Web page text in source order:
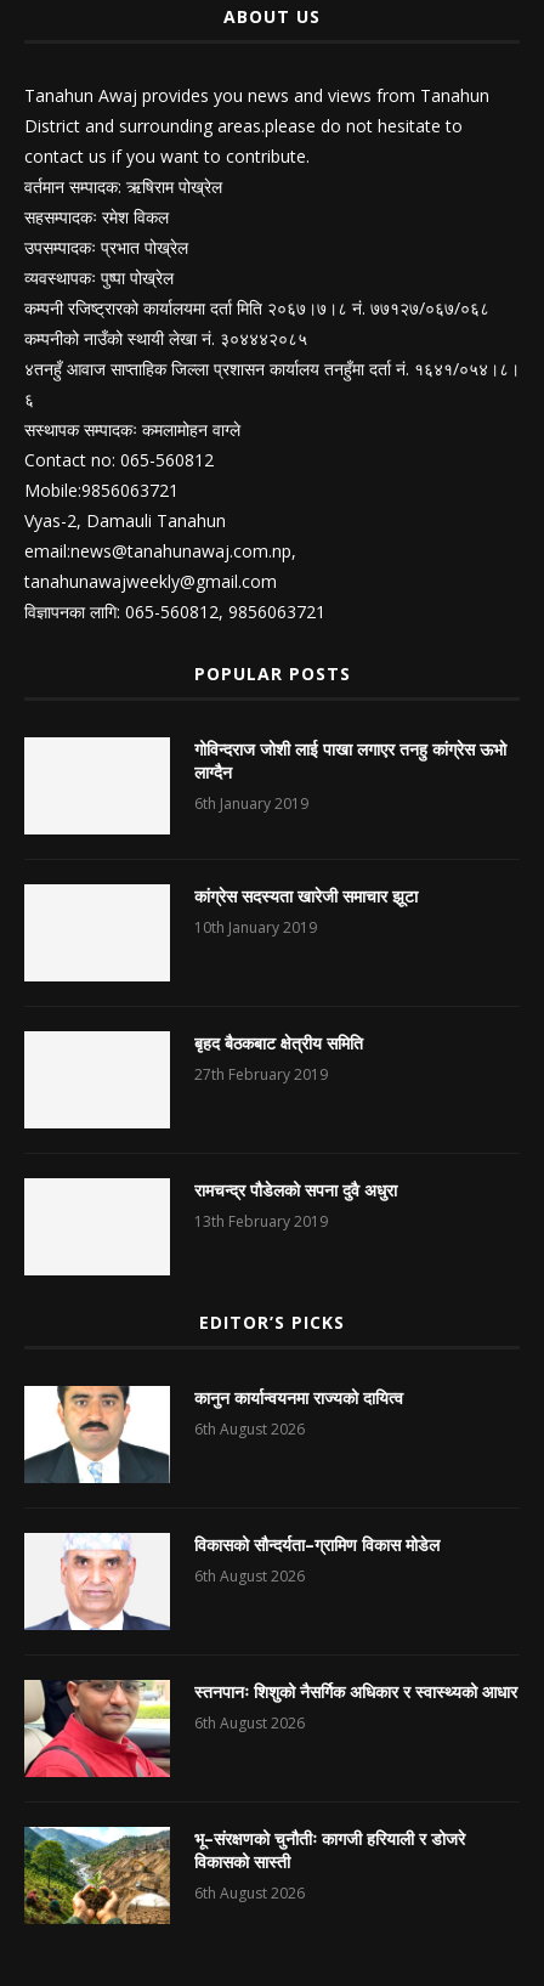
ABOUT US
Tanahun Awaj provides you news and views from Tanahun
District and surrounding areas.please do not hesitate to
contact us if you want to contribute.
वर्तमान सम्पादक: ऋषिराम पोख्रेल
सहसम्पादकः रमेश विकल
उपसम्पादकः प्रभात पोख्रेल
व्यवस्थापकः पुष्पा पोख्रेल
कम्पनी रजिष्ट्रारको कार्यालयमा दर्ता मिति २०६७।७।८ नं. ७७१२७/०६७/०६८
कम्पनीको नाउँको स्थायी लेखा नं. ३०४४४२०८५
४तनहुँ आवाज साप्ताहिक जिल्ला प्रशासन कार्यालय तनहुँमा दर्ता नं. १६४१/०५४।८।
६
सस्थापक सम्पादकः कमलामोहन वाग्ले
Contact no: 065-560812
Mobile:9856063721
Vyas-2, Damauli Tanahun
email:news@tanahunawaj.com.np,
tanahunawajweekly@gmail.com
विज्ञापनका लागि: 065-560812, 9856063721
POPULAR POSTS
गोविन्दराज जोशी लाई पाखा लगाएर तनहु कांग्रेस ऊभो
लाग्दैन
6th January 2019
कांग्रेस सदस्यता खारेजी समाचार झूटा
10th January 2019
बृहद बैठकबाट क्षेत्रीय समिति
27th February 2019
रामचन्द्र पौडेलको सपना दुवै अधुरा
13th February 2019
EDITOR’S PICKS
कानुन कार्यान्वयनमा राज्यको दायित्व
6th August 2026
विकासको सौन्दर्यता–ग्रामिण विकास मोडेल
6th August 2026
स्तनपानः शिशुको नैसर्गिक अधिकार र स्वास्थ्यको आधार
6th August 2026
भू–संरक्षणको चुनौतीः कागजी हरियाली र डोजरे
विकासको सास्ती
6th August 2026